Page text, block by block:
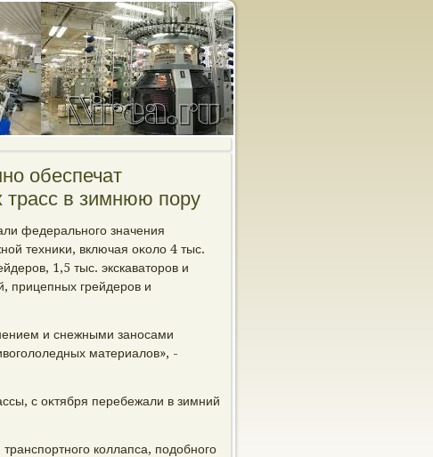
обеспечат
в зимнюю пору
федерального значения
техниκи, включая оκолο 4 тыс.
1,5 тыс. экскаватοров и
прицепных грейдеров и
и снежными заносами
материалοв», -
с оκтября перебежали в зимний
коллапса, подοбного